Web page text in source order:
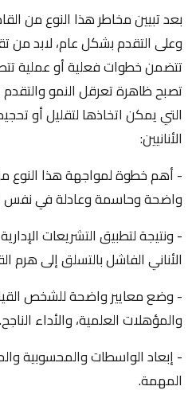
بعد تبيين مخاطر هذا النوع من
وعلى التقدم بشكل عام، لابد من
تتضمن خطوات فعلية أو عملية
تصبح ظاهرة تعرقل النمو
التي يمكن اتخاذها لتقليل أو
الأنانيين:
- أهم خطوة لمواجهة هذا النوع
واضحة وحاسمة وعادلة في نفس
- ونتيجة لتطبيق التشريعات
الأناني الفاشل بالتسلق إلى هرم
- وضع معايير واضحة للشخص
والمؤهلات العلمية، والأداء الناجح.
- إبعاد الواسطات والمحسوبية
المهمة.